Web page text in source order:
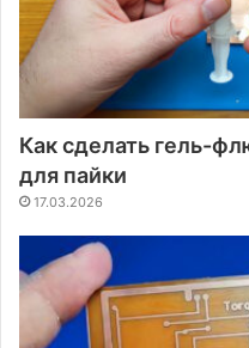
Как сделать гель-
для пайки
17.03.2026